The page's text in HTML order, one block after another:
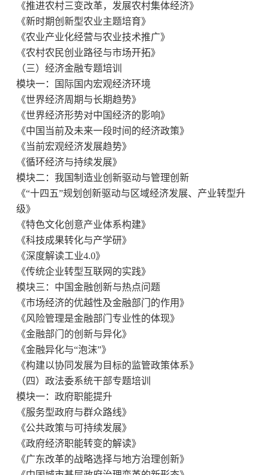
《推进农村三变改革，发展农村集体经济》
《新时期创新型农业主题培育》
《农业产业化经营与农业技术推广》
《农村农民创业路径与市场开拓》
（三）经济金融专题培训
模块一：国际国内宏观经济环境
《世界经济周期与长期趋势》
《世界经济形势对中国经济的影响》
《中国当前及未来一段时间的经济政策》
《当前宏观经济发展趋势》
《循环经济与持续发展》
模块二：我国制造业创新驱动与管理创新
《“十四五”规划创新驱动与区域经济发展、产业转型升
级》
《特色文化创意产业体系构建》
《科技成果转化与产学研》
《深度解读工业4.0》
《传统企业转型互联网的实践》
模块三：中国金融创新与热点问题
《市场经济的优越性及金融部门的作用》
《风险管理是金融部门专业性的体现》
《金融部门的创新与异化》
《金融异化与“泡沫”》
《构建以协同发展为目标的监管政策体系》
（四）政法委系统干部专题培训
模块一：政府职能提升
《服务型政府与群众路线》
《公共政策与可持续发展》
《政府经济职能转变的解读》
《广东改革的战略选择与地方治理创新》